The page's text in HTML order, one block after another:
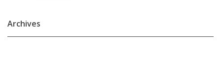
Archives